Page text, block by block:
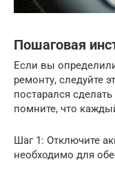
Пошаговая
Если вы
ремонту, следуйте
постарался
помните, что
Шаг 1: Отключите
необходимо для